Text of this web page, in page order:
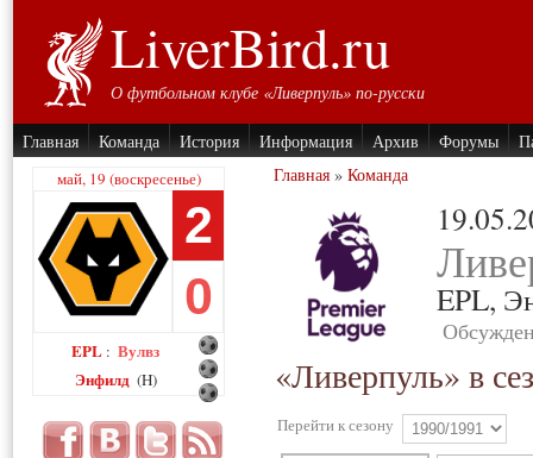
LiverBird.ru
О футбольном клубе «Ливерпуль» по-русски
Главная Команда История Информация Архив Форумы
май, 19 (воскресенье)
2
0
EPL : Вулвз
Энфилд (H)
Главная » Команда
EPL,
«Ливерпуль» в
Перейти к сезону